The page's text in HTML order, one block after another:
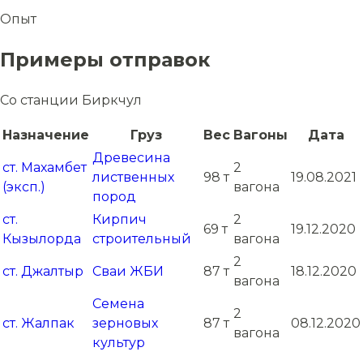
Опыт
Примеры отправок
Со станции Биркчул
Назначение Груз Вес Вагоны Дата
ст. Махамбет
(эксп.)
Древесина
лиственных
пород
98 т
2
вагона
19.08.2021
ст.
Кызылорда
Кирпич
строительный
69 т
2
вагона
19.12.2020
ст. Джалтыр Сваи ЖБИ 87 т
2
вагона
18.12.2020
ст. Жалпак
Семена
зерновых
культур
87 т
2
вагона
08.12.2020